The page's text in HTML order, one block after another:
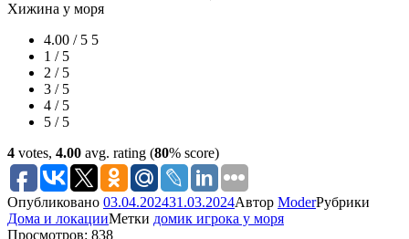
Хижина у моря
4.00 / 5 5
1 / 5
2 / 5
3 / 5
4 / 5
5 / 5
4 votes, 4.00 avg. rating (80% score)
Опубликовано 03.04.202431.03.2024Автор ModerРубрики
Дома и локацииМетки домик игрока у моря
Просмотров: 838